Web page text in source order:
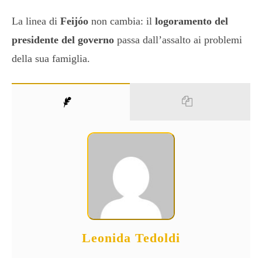
La linea di Feijóo non cambia: il logoramento del
presidente del governo passa dall’assalto ai problemi
della sua famiglia.
Leonida Tedoldi